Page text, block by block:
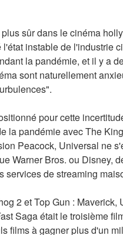
sûr dans le cinéma
instable de l'industrie
la pandémie, et il y a
sont naturellement
pour cette
la pandémie avec The
Peacock, Universal ne
Warner Bros. ou Disney,
services de streaming
2 et Top Gun :
Saga était le troisième
films à gagner plus d'un